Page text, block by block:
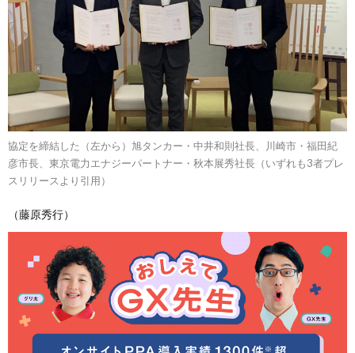
協定を締結した（左から）旭タンカー・中井和則社長、川崎市・福田紀
彦市長、東京電力エナジーパートナー・秋本展秀社長（いずれも3者プレ
スリリースより引用）
（藤原秀行）